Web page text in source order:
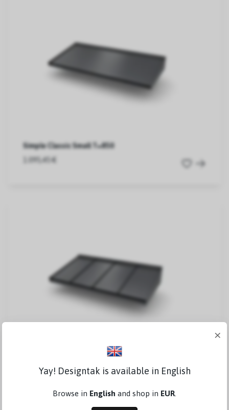
Simple Classic Small T=850
1.095,45 €
1.224,06 €
×
Yay! Designtak is available in English
Browse in English and shop in EUR